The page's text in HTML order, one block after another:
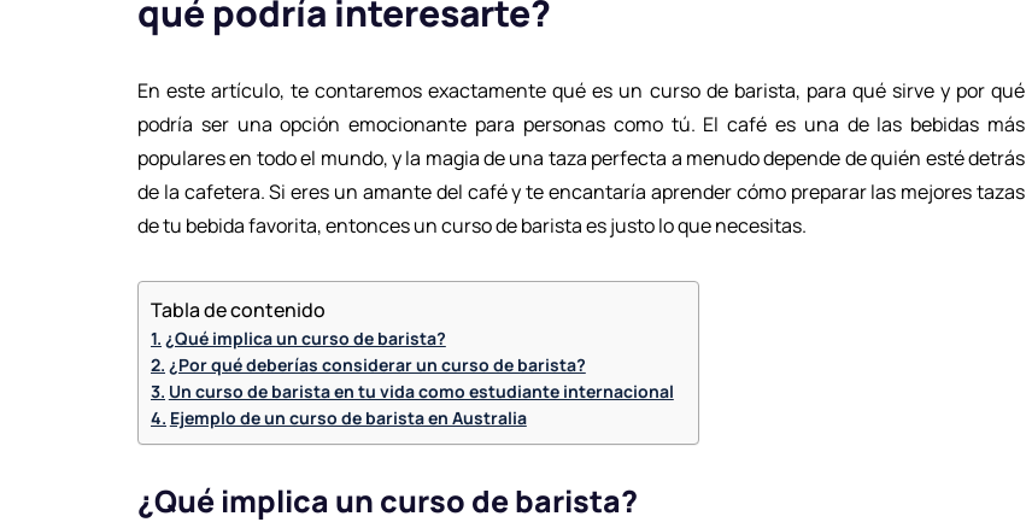
qué podría interesarte?
En este artículo, te contaremos exactamente qué es un curso de barista, para qué sirve y por qué
podría ser una opción emocionante para personas como tú. El café es una de las bebidas más
populares en todo el mundo, y la magia de una taza perfecta a menudo depende de quién esté detrás
de la cafetera. Si eres un amante del café y te encantaría aprender cómo preparar las mejores tazas
de tu bebida favorita, entonces un curso de barista es justo lo que necesitas.
Tabla de contenido
¿Qué implica un curso de barista?
¿Por qué deberías considerar un curso de barista?
Un curso de barista en tu vida como estudiante internacional
Ejemplo de un curso de barista en Australia
¿Qué implica un curso de barista?